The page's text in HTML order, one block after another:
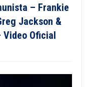
– Frankie
Jackson &
Video Oficial